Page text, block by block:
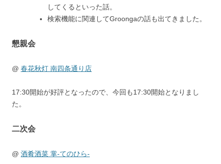
してくるといった話。
検索機能に関連してGroongaの話も出てきました。
懇親会
@ 春花秋灯 南四条通り店
17:30開始が好評となったので、今回も17:30開始となりまし
た。
二次会
@ 酒肴酒菜 掌-てのひら-